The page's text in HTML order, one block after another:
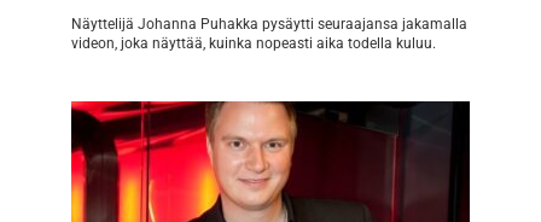
Näyttelijä Johanna Puhakka pysäytti seuraajansa jakamalla
videon, joka näyttää, kuinka nopeasti aika todella kuluu.